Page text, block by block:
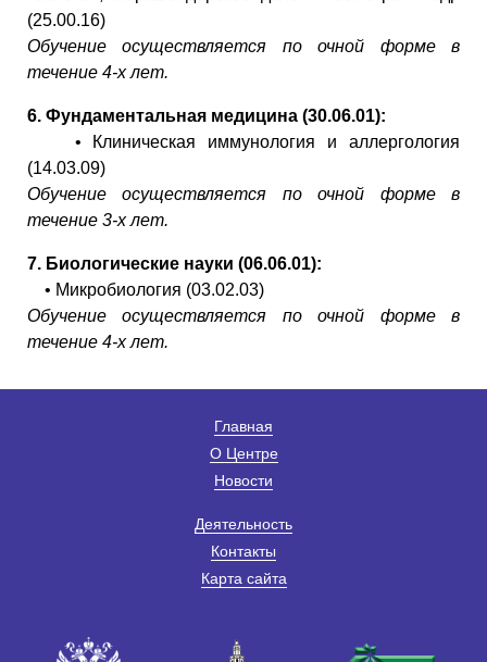
(25.00.16)
Обучение осуществляется по очной форме в
течение 4-х лет.
6. Фундаментальная медицина (30.06.01):
• Клиническая иммунология и аллергология
(14.03.09)
Обучение осуществляется по очной форме в
течение 3-х лет.
7. Биологические науки (06.06.01):
• Микробиология (03.02.03)
Обучение осуществляется по очной форме в
течение 4-х лет.
Главная
О Центре
Новости
Деятельность
Контакты
Карта сайта